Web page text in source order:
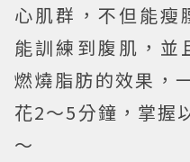
心肌群，不但能瘦
能訓練到腹肌，並
燃燒脂肪的效果，
花2～5分鐘，掌握
～